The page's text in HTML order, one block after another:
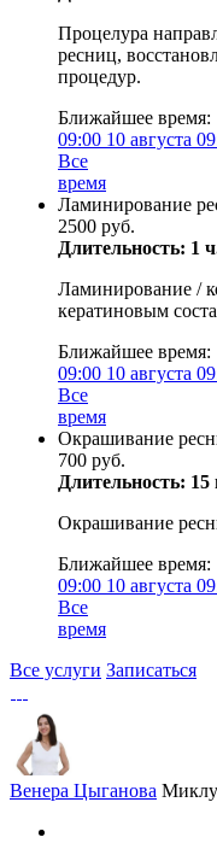
Процелура
ресниц,
процедур.
Ближайшее время:
09:00 10 августа
Все
время
Ламинирование
2500 руб.
Длительность: 1
Ламинирование /
кератиновым
Ближайшее время:
09:00 10 августа
Все
время
Окрашивание
700 руб.
Длительность:
Окрашивание
Ближайшее время:
09:00 10 августа
Все
время
Все услуги Записаться
Венера Цыганова